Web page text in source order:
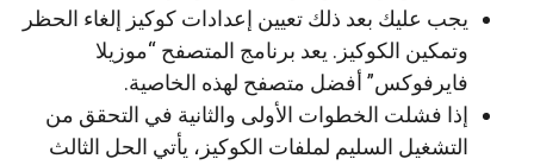
يجب عليك بعد ذلك تعيين إعدادات كوكيز إلغاء الحظر
وتمكين الكوكيز. يعد برنامج المتصفح “موزيلا
فايرفوكس” أفضل متصفح لهذه الخاصية.
إذا فشلت الخطوات الأولى والثانية في التحقق من
التشغيل السليم لملفات الكوكيز، يأتي الحل الثالث